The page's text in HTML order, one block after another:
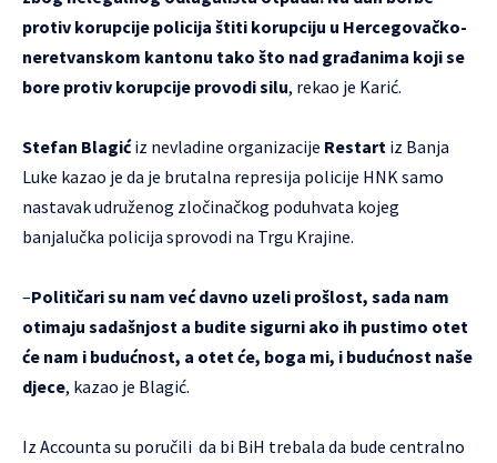
protiv korupcije policija štiti korupciju u Hercegovačko-
neretvanskom kantonu tako što nad građanima koji se
bore protiv korupcije provodi silu, rekao je Karić.
Stefan Blagićiz nevladine organizacije Restart iz Banja
Luke kazao je da je brutalna represija policije HNK samo
nastavak udruženog zločinačkog poduhvata kojeg
banjalučka policija sprovodi na Trgu Krajine.
–Političari su nam već davno uzeli prošlost, sada nam
otimaju sadašnjost a budite sigurni ako ih pustimo otet
će nam i budućnost, a otet će, boga mi, i budućnost naše
djece, kazao je Blagić.
Iz Accounta su poručili da bi BiH trebala da bude centralno